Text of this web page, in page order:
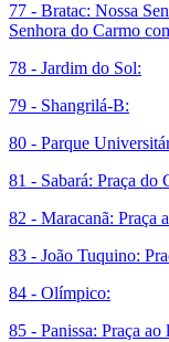
77 - Bratac: Nossa
Senhora do Carmo
78 - Jardim do Sol:
79 - Shangrilá-B:
80 - Parque
81 - Sabará: Praça do
82 - Maracanã: Praça
83 - João Tuquino:
84 - Olímpico:
85 - Panissa: Praça